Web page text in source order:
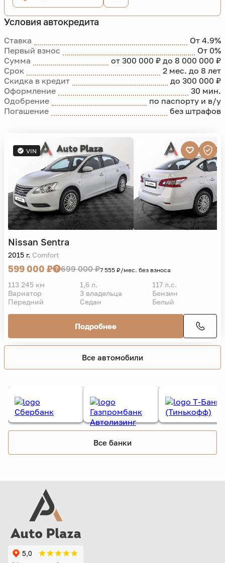
Условия автокредита
Ставка
От 4.9%
Первый взнос
От 0%
Сумма
от 300 000 ₽ до 8 000 000 ₽
Срок
2 мес. до 8 лет
Скидка в кредит
до 300 000 ₽
Оформление
30 мин.
Одобрение
по паспорту и в/у
Погашение
без штрафов
VIN
Nissan Sentra
2015 г. Comfort
599 000 ₽ 699 000 ₽7 555 ₽/мес. без взноса
113 245 км 1,6 л.
117 л.с.
Вариатор
3 владельца
Бензин
Передний
Седан Белый
Подробнее
Все автомобили
Все банки